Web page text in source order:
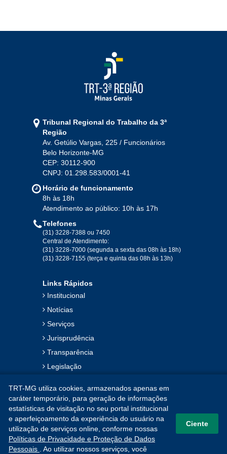
Nov
2021
Ago
Set Out Nov Dez
Set
2019
Fev Mar Abr Mai Jun
Jul
Fev
Set Out
Jan Fev Mar Abr Mai Jun
Ago
Set Out Nov Dez
2016
Tribunal Regional do Trabalho da 3ª
Região
Av. Getúlio Vargas, 225 / Funcionários
Belo Horizonte-MG
CEP: 30112-900
CNPJ: 01.298.583/0001-41
Horário de funcionamento
8h às 18h
Atendimento ao público: 10h às 17h
Telefones
(31) 3228-7388 ou 7450
Central de Atendimento:
(31) 3228-7000 (segunda a sexta das 08h às 18h)
(31) 3228-7155 (terça e quinta das 08h às 13h)
Links Rápidos
Institucional
Notícias
Serviços
Jurisprudência
Transparência
Legislação
Contato
Mapa do Site
TRT-MG utiliza cookies, armazenados apenas em
caráter temporário, para geração de informações
estatísticas de visitação no seu portal institucional
e aperfeiçoamento da experiência do usuário na
utilização de serviços online, conforme nossas
Políticas de Privacidade e Proteção de Dados
Pessoais
. Ao utilizar nossos serviços, você
Ciente